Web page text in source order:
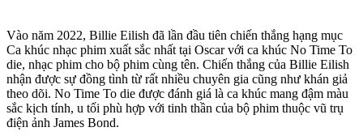
Vào năm 2022, Billie Eilish đã lần đầu tiên chiến thắng hạng mục
Ca khúc nhạc phim xuất sắc nhất tại Oscar với ca khúc No Time To
di‌e, nhạc phim cho bộ phim cùng tên. Chiến thắng của Billie Eilish
nhận được sự đồng tình từ rất nhiều chuyên gia cũng như khán giả
theo dõi. No Time To di‌e được đánh giá là ca khúc mang đậm màu
sắc kịch tính, u tối phù hợp với tinh thần của bộ phim thuộc vũ trụ
điện ảnh James Bond.